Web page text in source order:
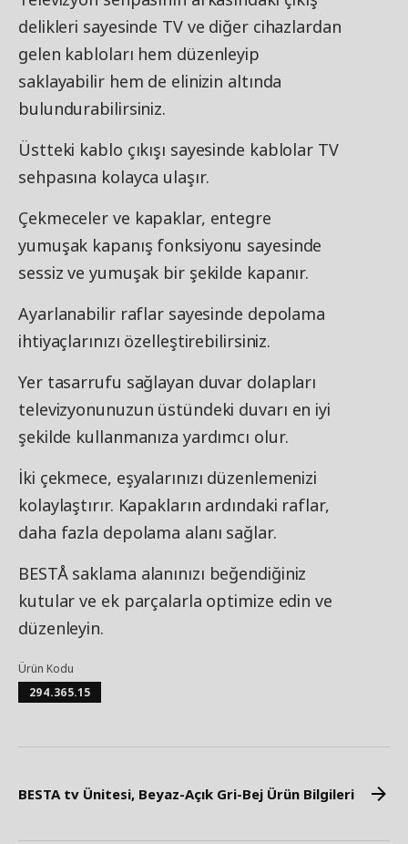
delikleri sayesinde TV ve diğer cihazlardan
gelen kabloları hem düzenleyip
saklayabilir hem de elinizin altında
bulundurabilirsiniz.
Üstteki kablo çıkışı sayesinde kablolar TV
sehpasına kolayca ulaşır.
Çekmeceler ve kapaklar, entegre
yumuşak kapanış fonksiyonu sayesinde
sessiz ve yumuşak bir şekilde kapanır.
Ayarlanabilir raflar sayesinde depolama
ihtiyaçlarınızı özelleştirebilirsiniz.
Yer tasarrufu sağlayan duvar dolapları
televizyonunuzun üstündeki duvarı en iyi
şekilde kullanmanıza yardımcı olur.
İki çekmece, eşyalarınızı düzenlemenizi
kolaylaştırır. Kapakların ardındaki raflar,
daha fazla depolama alanı sağlar.
BESTÅ saklama alanınızı beğendiğiniz
kutular ve ek parçalarla optimize edin ve
düzenleyin.
Ürün Kodu
294.365.15
BESTA tv Ünitesi, Beyaz-Açık Gri-Bej Ürün Bilgileri